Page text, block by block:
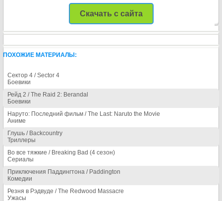
Скачать с сайта
ПОХОЖИЕ МАТЕРИАЛЫ:
Сектор 4 / Sector 4
Боевики
Рейд 2 / The Raid 2: Berandal
Боевики
Наруто: Последний фильм / The Last: Naruto the Movie
Аниме
Глушь / Backcountry
Триллеры
Во все тяжкие / Breaking Bad (4 сезон)
Сериалы
Приключения Паддингтона / Paddington
Комедии
Резня в Рэдвуде / The Redwood Massacre
Ужасы